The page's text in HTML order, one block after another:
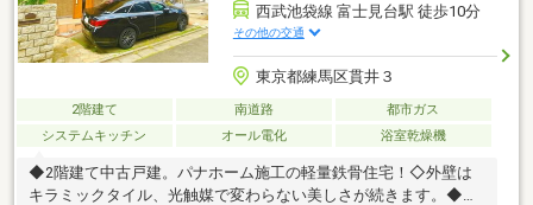
西武池袋線 富士見台駅 徒歩10分
その他の交通
東京都練馬区貫井３
2階建て 南道路
都市ガス
システムキッチン
オール電化 浴室乾燥機
◆2階建て中古戸建。パナホーム施工の軽量鉄骨住宅！◇外壁は
キラミックタイル、光触媒で変わらない美しさが続きます。◆収